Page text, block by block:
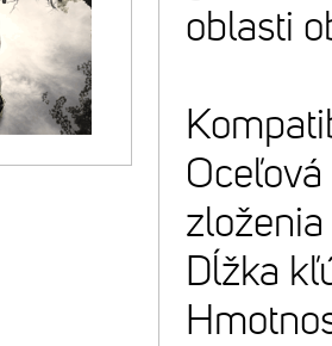
oblasti
zloženia
Dĺžka